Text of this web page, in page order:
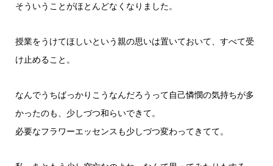
そういうことがほとんどなくなりました。
授業をうけてほしいという親の思いは置いておいて、すべて受
け止めること。
なんでうちばっかりこうなんだろうって自己憐憫の気持ちが多
かったのも、少しづつ和らいできて。
必要なフラワーエッセンスも少しづつ変わってきてて。